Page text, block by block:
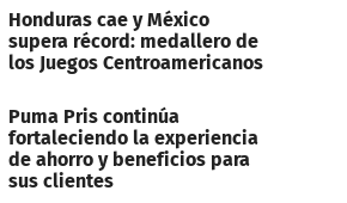
Honduras cae y México
supera récord: medallero de
los Juegos Centroamericanos
Puma Pris continúa
fortaleciendo la experiencia
de ahorro y beneficios para
sus clientes